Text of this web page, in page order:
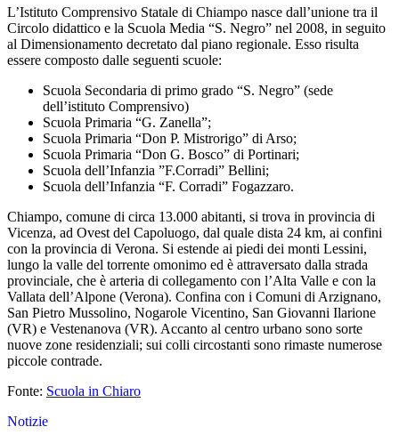
L’Istituto Comprensivo Statale di Chiampo nasce dall’unione tra il
Circolo didattico e la Scuola Media “S. Negro” nel 2008, in seguito
al Dimensionamento decretato dal piano regionale. Esso risulta
essere composto dalle seguenti scuole:
Scuola Secondaria di primo grado “S. Negro” (sede
dell’istituto Comprensivo)
Scuola Primaria “G. Zanella”;
Scuola Primaria “Don P. Mistrorigo” di Arso;
Scuola Primaria “Don G. Bosco” di Portinari;
Scuola dell’Infanzia ”F.Corradi” Bellini;
Scuola dell’Infanzia “F. Corradi” Fogazzaro.
Chiampo, comune di circa 13.000 abitanti, si trova in provincia di
Vicenza, ad Ovest del Capoluogo, dal quale dista 24 km, ai confini
con la provincia di Verona. Si estende ai piedi dei monti Lessini,
lungo la valle del torrente omonimo ed è attraversato dalla strada
provinciale, che è arteria di collegamento con l’Alta Valle e con la
Vallata dell’Alpone (Verona). Confina con i Comuni di Arzignano,
San Pietro Mussolino, Nogarole Vicentino, San Giovanni Ilarione
(VR) e Vestenanova (VR). Accanto al centro urbano sono sorte
nuove zone residenziali; sui colli circostanti sono rimaste numerose
piccole contrade.
Fonte: Scuola in Chiaro
Notizie